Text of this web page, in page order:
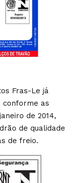
Fras-Le já
conforme as
de 2014,
de qualidade
de freio.